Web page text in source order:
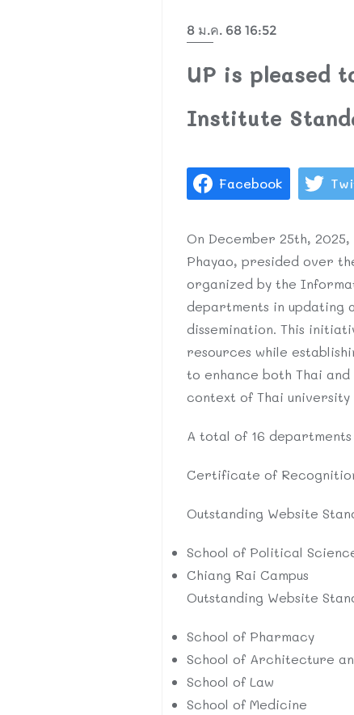
8 ม.ค. 68 16:52
UP is pleased
Institute
Facebook
On December 25th,
Phayao, presided over
organized by the
departments in updating
dissemination. This
resources while
to enhance both Thai
context of Thai university
A total of 16
Certificate of
Outstanding Website
School of Political
Chiang Rai Campus
Outstanding Website
School of Pharmacy
School of Architecture
School of Law
School of Medicine